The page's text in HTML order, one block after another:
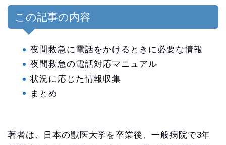
この記事の内容
夜間救急に電話をかけるときに必要な情報
夜間救急の電話対応マニュアル
状況に応じた情報収集
まとめ
著者は、日本の獣医大学を卒業後、一般病院で3年